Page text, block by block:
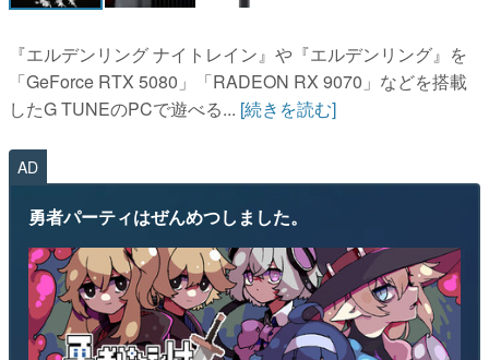
その他
電ファミニコゲーマーとは？
運営：株式会社マレ
『エルデンリング ナイトレイン』や『エルデンリング』を
「GeForce RTX 5080」「RADEON RX 9070」などを搭載
したG TUNEのPCで遊べる... [続きを読む]
AD
勇者パーティはぜんめつしました。